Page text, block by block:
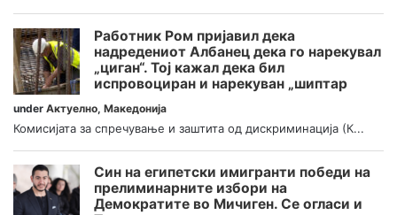
Работник Ром пријавил дека
надредениот Албанец дека го нарекувал
„циган“. Тој кажал дека бил
испровоциран и нарекуван „шиптар
under Актуелно, Македонија
Комисијата за спречување и заштита од дискриминација (К...
Син на египетски имигранти победи на
прелиминарните избори на
Демократите во Мичиген. Се огласи и